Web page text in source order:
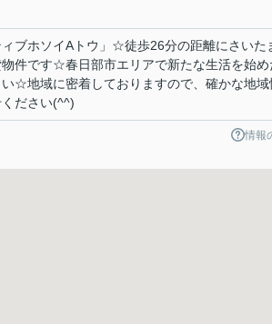
ブホソイAトウ」☆徒歩26分の距離にさいた
件です☆春日部市エリアで新たな生活を始め
☆地域に密着しておりますので、確かな地域
ださい(^^)
情報